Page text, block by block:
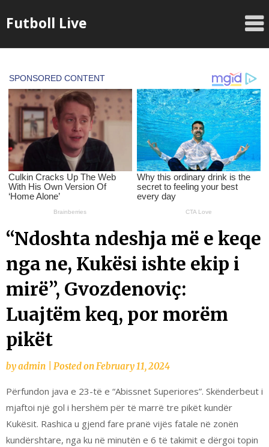
toFutboll Live
“Ndoshta ndeshja më e keqe
nga ne, Kukësi ishte ekip i
mirë”, Gvozdenoviç:
Luajtëm keq, por morëm
pikët
byadmin Posted onFebruary 11, 2024
Përfundon java e 23-të e “Abissnet Superiores”. Skënderbeut i
mjaftoi një gol i hershëm për të marrë tre pikët kundër
Kukësit. Rashica u gjend fare pranë vijës fatale në zonën
kundërshtare, nga ku në minutën e 6 të takimit e dërgoi topin